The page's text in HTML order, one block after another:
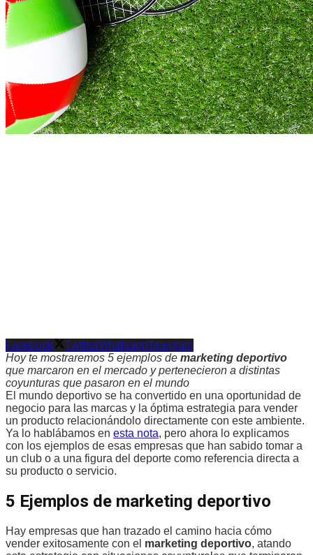
Facebook TwitterWhatsappTelegram
Hoy te mostraremos 5 ejemplos de marketing deportivo
que marcaron en el mercado y pertenecieron a distintas
coyunturas que pasaron en el mundo
El mundo deportivo se ha convertido en una oportunidad de
negocio para las marcas y la óptima estrategia para vender
un producto relacionándolo directamente con este ambiente.
Ya lo hablábamos en esta nota, pero ahora lo explicamos
con los ejemplos de esas empresas que han sabido tomar a
un club o a una figura del deporte como referencia directa a
su producto o servicio.
5 Ejemplos de marketing deportivo
Hay empresas que han trazado el camino hacia cómo
vender exitosamente con el marketing deportivo, atando